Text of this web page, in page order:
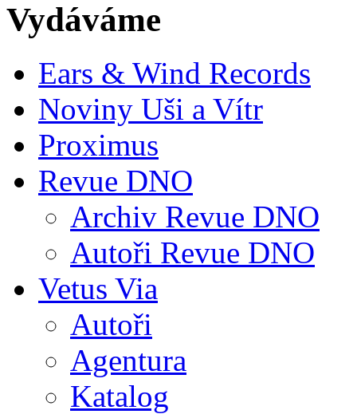
Vydáváme
Ears & Wind Records
Noviny Uši a Vítr
Proximus
Revue DNO
Archiv Revue DNO
Autoři Revue DNO
Vetus Via
Autoři
Agentura
Katalog